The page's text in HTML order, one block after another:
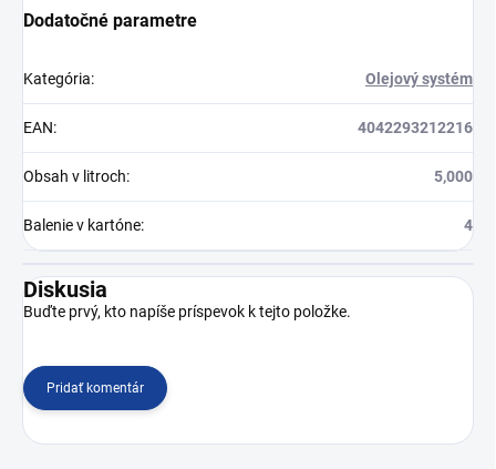
Dodatočné parametre
Kategória: Olejový systém
EAN: 4042293212216
Obsah v litroch: 5,000
Balenie v kartóne: 4
Diskusia
Buďte prvý, kto napíše príspevok k tejto položke.
Pridať komentár